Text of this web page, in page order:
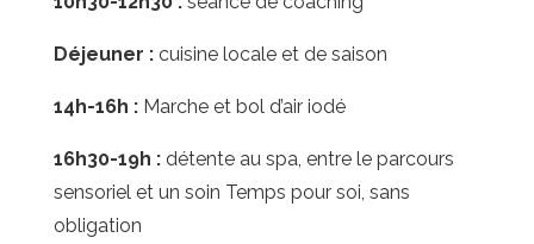
Déjeuner :cuisine locale et de saison
14h-16h :Marche et bol d’air iodé
16h30-19h :détente au spa, entre le parcours
sensoriel et un soin Temps pour soi, sans
obligation